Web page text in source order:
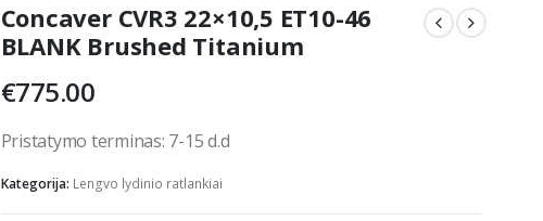
Concaver CVR3 22×10,5 ET10-46
BLANK Brushed Titanium
€775.00
Pristatymo terminas: 7-15 d.d
Kategorija: Lengvo lydinio ratlankiai